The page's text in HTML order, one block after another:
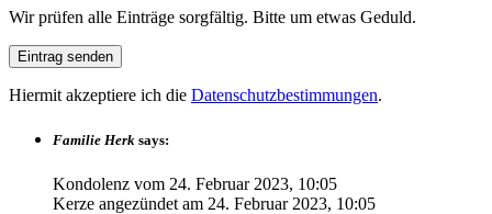
Wir prüfen alle Einträge sorgfältig. Bitte um etwas Geduld.
Hiermit akzeptiere ich die Datenschutzbestimmungen.
Familie Herk says:
Kondolenz vom 24. Februar 2023, 10:05
Kerze angezündet am 24. Februar 2023, 10:05